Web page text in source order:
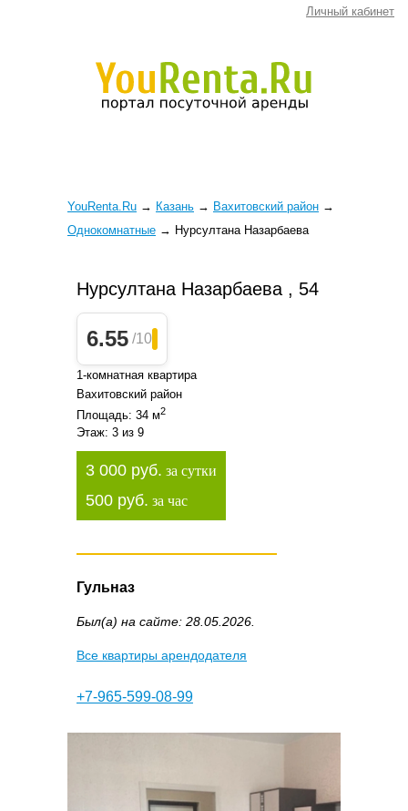
Личный кабинет
YouRenta.Ru → Казань → Вахитовский район →
Однокомнатные → Нурсултана Назарбаева
Нурсултана Назарбаева , 54
6.55 /10
1-комнатная квартира
Вахитовский район
Площадь: 34 м2
Этаж: 3 из 9
3 000 руб. за сутки
500 руб. за час
Гульназ
Был(а) на сайте: 28.05.2026.
Все квартиры арендодателя
+7-965-599-08-99